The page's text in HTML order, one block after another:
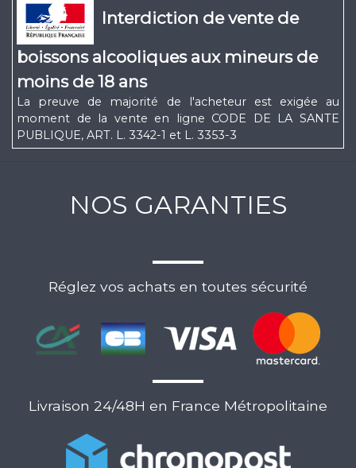
Interdiction de vente de
boissons alcooliques aux mineurs de
moins de 18 ans
La preuve de majorité de l'acheteur est exigée au
moment de la vente en ligne CODE DE LA SANTE
PUBLIQUE, ART. L. 3342-1 et L. 3353-3
NOS GARANTIES
Réglez vos achats en toutes sécurité
Livraison 24/48H en France Métropolitaine